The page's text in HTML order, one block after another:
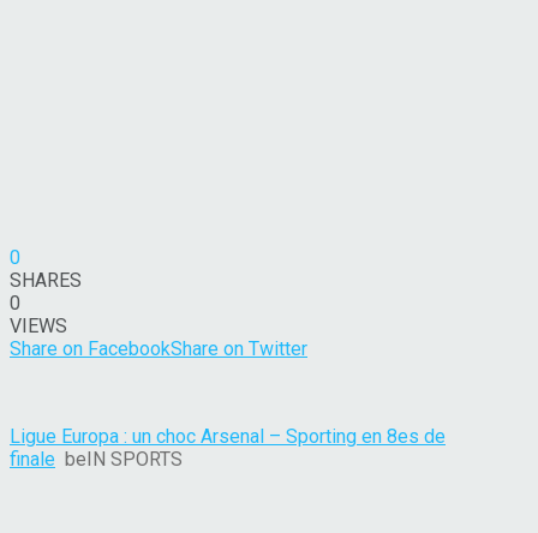
0
SHARES
0
VIEWS
Share on FacebookShare on Twitter
Ligue Europa : un choc Arsenal – Sporting en 8es de
finale beIN SPORTS